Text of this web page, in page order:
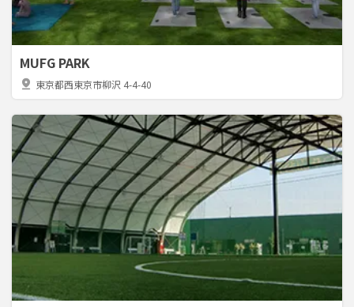
MUFG PARK
pin_drop 東京都西東京市柳沢 4-4-40